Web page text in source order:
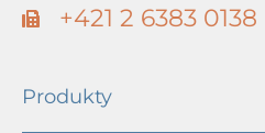
+421 2 6383 0138
Produkty